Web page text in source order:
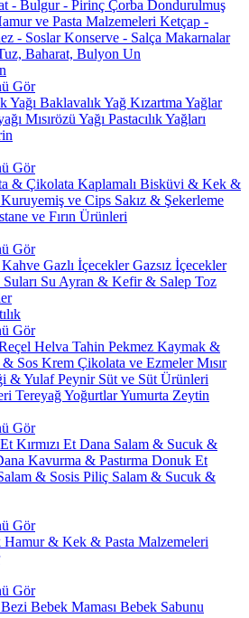
- Bulgur - Pirinç Çorba Dondurulmuş
ve Pasta Malzemeleri Ketçap -
- SoslarKonserve - Salça Makarnalar
Baharat, Bulyon Un
Gör
Yağı Baklavalık Yağ Kızartma Yağlar
Mısırözü Yağı Pastacılık Yağları
Gör
& Çikolata Kaplamalı Bisküvi & Kek &
Kuruyemiş ve Cips Sakız & Şekerleme
ve Fırın Ürünleri
Gör
Gazlı İçeceklerGazsız İçecekler
Su Ayran & Kefir & Salep Toz
Gör
Helva Tahin Pekmez Kaymak &
Sos Krem Çikolata ve EzmelerMısır
& YulafPeynir Süt ve Süt Ürünleri
TereyağYoğurtlarYumurta Zeytin
Gör
Kırmızı Et Dana Salam & Sucuk &
Kavurma & Pastırma Donuk Et
& Sosis Piliç Salam & Sucuk &
Gör
Hamur & Kek & Pasta Malzemeleri
Gör
Bebek Maması Bebek Sabunu